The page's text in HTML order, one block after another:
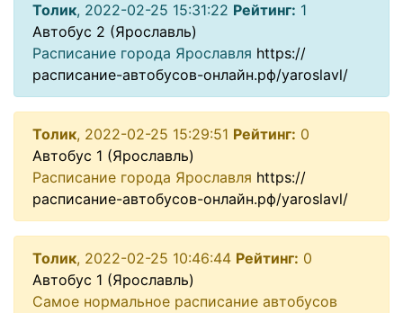
Толик, 2022-02-25 15:31:22 Рейтинг: 1
Автобус 2 (Ярославль)
Расписание города Ярославля https://
расписание-автобусов-онлайн.рф/yaroslavl/
Толик, 2022-02-25 15:29:51 Рейтинг: 0
Автобус 1 (Ярославль)
Расписание города Ярославля https://
расписание-автобусов-онлайн.рф/yaroslavl/
Толик, 2022-02-25 10:46:44 Рейтинг: 0
Автобус 1 (Ярославль)
Самое нормальное расписание автобусов